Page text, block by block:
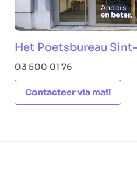
Het Poetsbureau
03 500 01 76
Contacteer via mail